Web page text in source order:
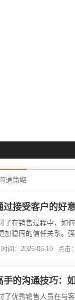
通策略
过接受客户的好
了在销售过程中，如
加稳固的信任关系。
时间：2026-06-10 点击
手的沟通技巧：
了优秀销售人员在与